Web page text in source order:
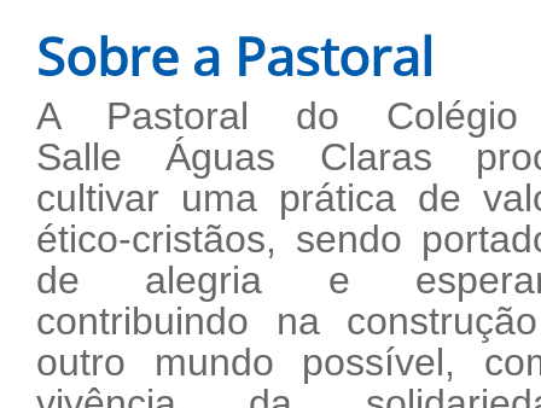
Sobre a Pastoral
A Pastoral do
Salle Águas Claras
cultivar uma prática de
ético-cristãos, sendo
de alegria e
contribuindo na
outro mundo possível,